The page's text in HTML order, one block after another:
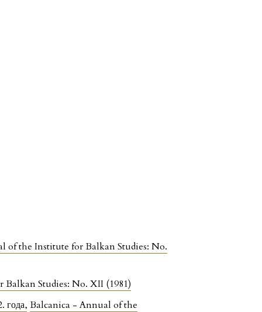
of the Institute for Balkan Studies: No.
Studies: No. XII (1981)
года,Balcanica - Annual of the